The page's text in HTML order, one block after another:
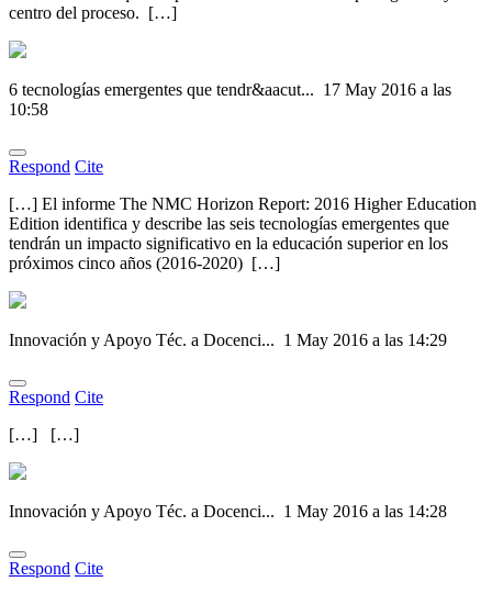
centro del proceso. […]
6 tecnologías emergentes que tendr&aacut... 17 May 2016 a las
10:58
Respond Cite
[…] El informe The NMC Horizon Report: 2016 Higher Education
Edition identifica y describe las seis tecnologías emergentes que
tendrán un impacto significativo en la educación superior en los
próximos cinco años (2016-2020) […]
Innovación y Apoyo Téc. a Docenci... 1 May 2016 a las 14:29
Respond Cite
[…] […]
Innovación y Apoyo Téc. a Docenci... 1 May 2016 a las 14:28
Respond Cite